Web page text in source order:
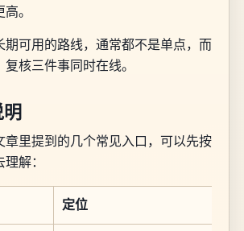
。
期可用的路线，通常都不是单点，而
核三件事同时在线。
章里提到的几个常见入口，可以先按
解：
定位